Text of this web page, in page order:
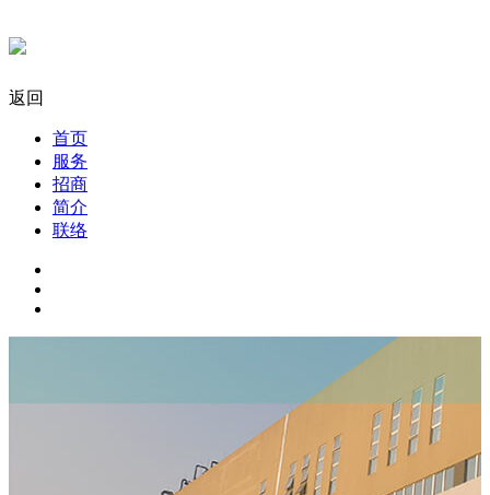
返回
首页
服务
招商
简介
联络